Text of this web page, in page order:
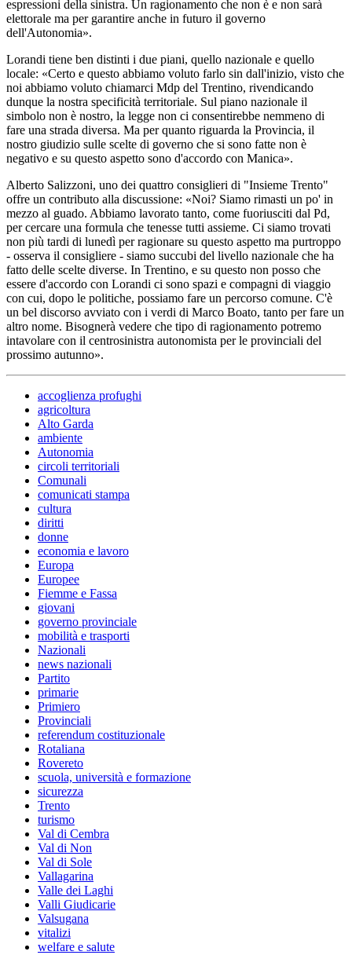
espressioni della sinistra. Un ragionamento che non è e non sarà
elettorale ma per garantire anche in futuro il governo
dell'Autonomia».
Lorandi tiene ben distinti i due piani, quello nazionale e quello
locale: «Certo e questo abbiamo voluto farlo sin dall'inizio, visto che
noi abbiamo voluto chiamarci Mdp del Trentino, rivendicando
dunque la nostra specificità territoriale. Sul piano nazionale il
simbolo non è nostro, la legge non ci consentirebbe nemmeno di
fare una strada diversa. Ma per quanto riguarda la Provincia, il
nostro giudizio sulle scelte di governo che si sono fatte non è
negativo e su questo aspetto sono d'accordo con Manica».
Alberto Salizzoni, uno dei quattro consiglieri di "Insieme Trento"
offre un contributo alla discussione: «Noi? Siamo rimasti un po' in
mezzo al guado. Abbiamo lavorato tanto, come fuoriusciti dal Pd,
per cercare una formula che tenesse tutti assieme. Ci siamo trovati
non più tardi di lunedì per ragionare su questo aspetto ma purtroppo
- osserva il consigliere - siamo succubi del livello nazionale che ha
fatto delle scelte diverse. In Trentino, e su questo non posso che
essere d'accordo con Lorandi ci sono spazi e compagni di viaggio
con cui, dopo le politiche, possiamo fare un percorso comune. C'è
un bel discorso avviato con i verdi di Marco Boato, tanto per fare un
altro nome. Bisognerà vedere che tipo di ragionamento potremo
intavolare con il centrosinistra autonomista per le provinciali del
prossimo autunno».
accoglienza profughi
agricoltura
Alto Garda
ambiente
Autonomia
circoli territoriali
Comunali
comunicati stampa
cultura
diritti
donne
economia e lavoro
Europa
Europee
Fiemme e Fassa
giovani
governo provinciale
mobilità e trasporti
Nazionali
news nazionali
Partito
primarie
Primiero
Provinciali
referendum costituzionale
Rotaliana
Rovereto
scuola, università e formazione
sicurezza
Trento
turismo
Val di Cembra
Val di Non
Val di Sole
Vallagarina
Valle dei Laghi
Valli Giudicarie
Valsugana
vitalizi
welfare e salute